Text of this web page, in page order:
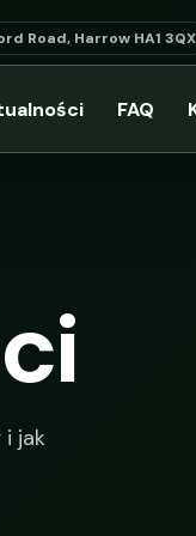
Road, Harrow HA1 3QX
FAQ
i jak